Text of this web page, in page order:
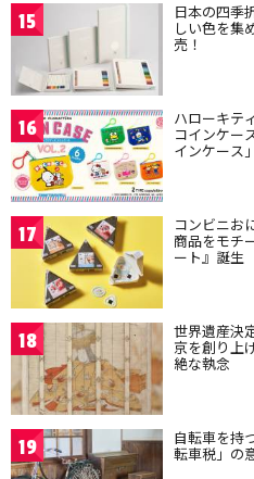
15 日本の四季
しい色を集
売！
16 ハローキテ
コインケー
インケース
17 コンビニお
商品をモチ
ート』誕生
18 世界遺産決
京を創り上
絶な執念
19 自転車を持
転車税」の